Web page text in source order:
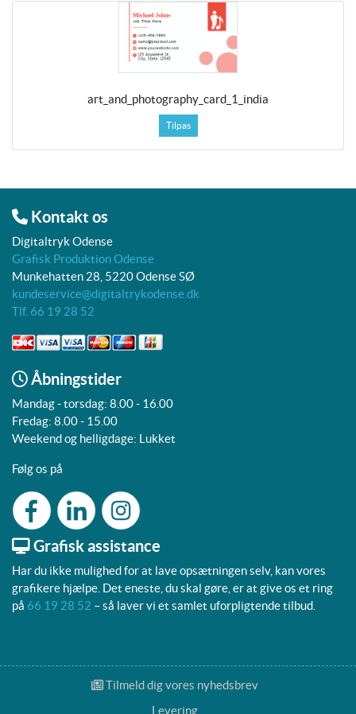
art_and_photography_card_1_india
Tilpas
Kontakt os
Digitaltryk Odense
Grafisk Produktion Odense
Munkehatten 28, 5220 Odense SØ
kundeservice@digitaltrykodense.dk
Tlf. 66 19 28 52
Åbningstider
Mandag - torsdag: 8.00 - 16.00
Fredag: 8.00 - 15.00
Weekend og helligdage: Lukket
Følg os på
Grafisk assistance
Har du ikke mulighed for at lave opsætningen selv, kan vores
grafikere hjælpe. Det eneste, du skal gøre, er at give os et ring
på 66 19 28 52 – så laver vi et samlet uforpligtende tilbud.
Tilmeld dig vores nyhedsbrev
Tilmeld dig vores nyhedsbrev
Levering